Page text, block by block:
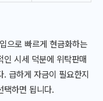
으로 빠르게 현금화하는
시세 덕분에 위탁판매
급하게 자금이 필요한지
택하면 됩니다.